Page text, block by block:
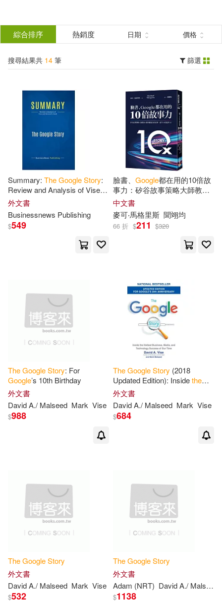
結
分類 (單選)
所有商品(14) 圖書(14)
David A./ Malseed(5) Vise(5)
Mark(4) Gilbert(3)
Sara(3) Adam(2)
Astrid(1)
Businessnews Publishing(1)
Jensen(1)
大衛．懷司、馬克．摩西德(1)
麥可‧馬格里斯(1)
展開
Ingram(6)
Bantam Dell Pub Group(3)
Creative Paperbacks Inc(1)
時報出版(1)
配送方式 (可複選)
可超商取貨(14)
可港澳店取(14)
綜合排序 熱銷度 日期 價格
搜尋結果共 14 筆 篩選
Summary: TheGoogleStory:
Review and Analysis of Vise
and Malseed’s Book
外文書
Businessnews Publishing
$549
臉書、 Google都在用的10倍故
事力：矽谷故事策略大師教你3
個步驟說出好故事，提升10倍
競爭力!
中文書
麥可‧馬格里斯 聞翊均
66 折 $211 $320
TheGoogleStory: For
Google’s 10th Birthday
外文書
David A./ Malseed Mark Vise
$988
TheGoogleStory (2018
Updated Edition): Insidethe
Hottest Business, Media, and
Technology Success of Our
Time
外文書
David A./ Malseed Mark Vise
$684
TheGoogleStory
外文書
David A./ Malseed Mark Vise
$532
TheGoogleStory
外文書
Adam (NRT) David A./ Malseed
$1138